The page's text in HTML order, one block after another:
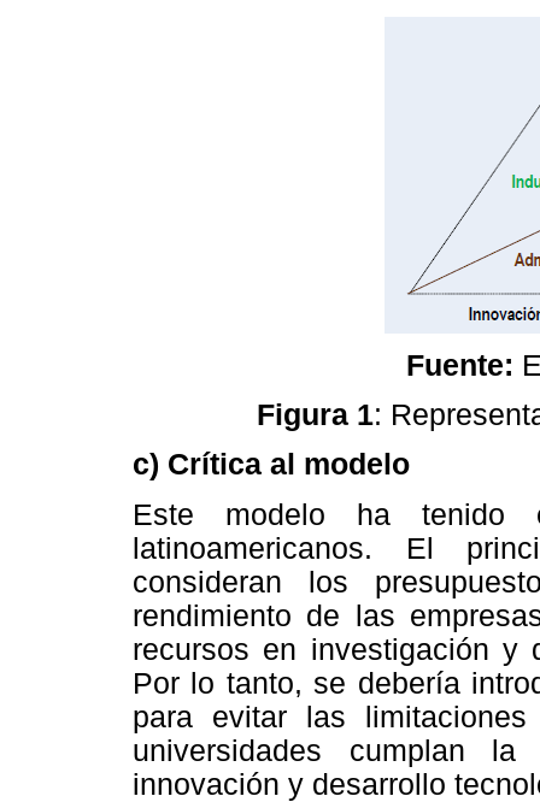
Fuente:
Figura 1:
c) Crítica al modelo
Este modelo ha tenido
latinoamericanos. El
consideran los
rendimiento de las
recursos en investigación y
Por lo tanto, se debería
para evitar las
universidades cumplan
innovación y desarrollo